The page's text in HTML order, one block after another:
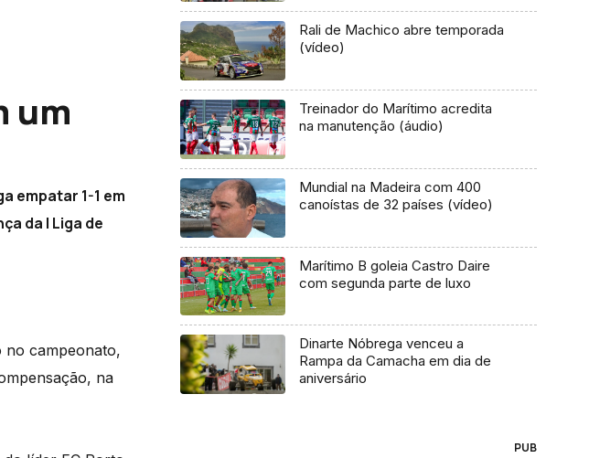
um
empatar 1-1 em
da I Liga de
no campeonato,
na
Rali de Machico abre temporada
(vídeo)
Treinador do Marítimo acredita
na manutenção (áudio)
Mundial na Madeira com 400
canoístas de 32 países (vídeo)
Marítimo B goleia Castro Daire
com segunda parte de luxo
Dinarte Nóbrega venceu a
Rampa da Camacha em dia de
aniversário
PUB